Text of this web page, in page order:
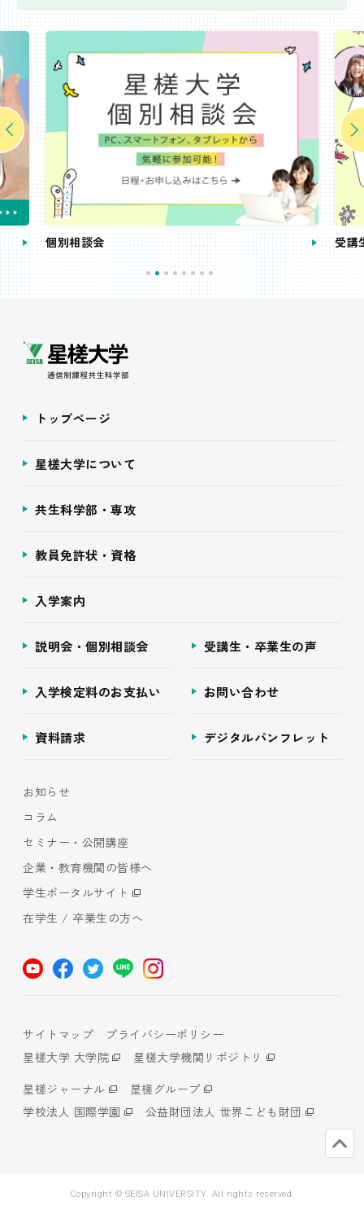
個別相談会 受講
トップページ
星槎大学について
共生科学部・専攻
教員免許状・資格
入学案内
説明会・個別相談会 受講生・卒業生の声
入学検定料のお支払い お問い合わせ
資料請求 デジタルパンフレット
お知らせ
コラム
セミナー・公開講座
企業・教育機関の皆様へ
学生ポータルサイト
在学生 / 卒業生の方へ
サイトマップ
プライバシーポリシー
星槎大学 大学院
星槎大学機関リポジトリ
星槎ジャーナル
星槎グループ
学校法人 国際学園
公益財団法人 世界こども財団
Copyright © SEISA UNIVERSITY. All rights reserved.